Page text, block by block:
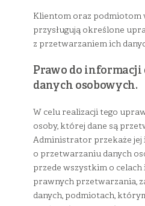
Klientom oraz podmiotom
przysługują określone
z przetwarzaniem ich
Prawo do
danych osobowych.
W celu realizacji tego
osoby, której dane są
Administrator przekaże jej
o przetwarzaniu danych
przede wszystkim o
prawnych przetwarzania,
danych, podmiotach,